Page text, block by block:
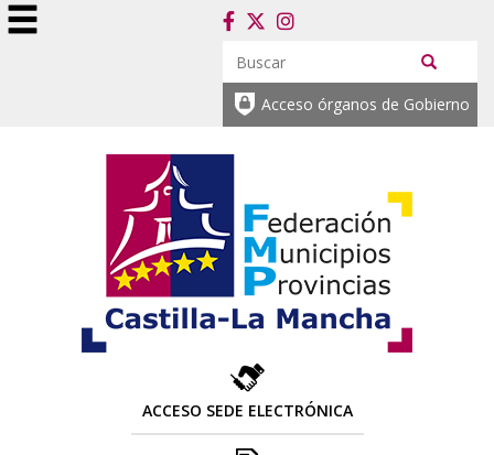
Acceso órganos de Gobierno
ACCESO SEDE ELECTRÓNICA